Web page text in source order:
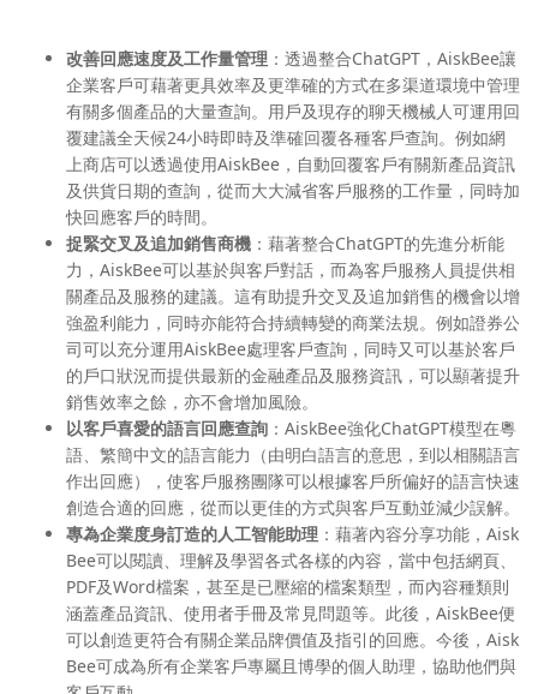
改善回應速度及工作量管理 ：透過整合ChatGPT，AiskBee讓
企業客戶可藉著更具效率及更準確的方式在多渠道環境中管理
有關多個產品的大量查詢。用戶及現存的聊天機械人可運用回
覆建議全天候24小時即時及準確回覆各種客戶查詢。例如網
上商店可以透過使用AiskBee，自動回覆客戶有關新產品資訊
及供貨日期的查詢，從而大大減省客戶服務的工作量，同時加
快回應客戶的時間。
捉緊交叉及追加銷售商機 ：藉著整合ChatGPT的先進分析能
力，AiskBee可以基於與客戶對話，而為客戶服務人員提供相
關產品及服務的建議。這有助提升交叉及追加銷售的機會以增
強盈利能力，同時亦能符合持續轉變的商業法規。例如證券公
司可以充分運用AiskBee處理客戶查詢，同時又可以基於客戶
的戶口狀況而提供最新的金融產品及服務資訊，可以顯著提升
銷售效率之餘，亦不會增加風險。
以客戶喜愛的語言回應查詢 ：AiskBee強化ChatGPT模型在粵
語、繁簡中文的語言能力（由明白語言的意思，到以相關語言
作出回應），使客戶服務團隊可以根據客戶所偏好的語言快速
創造合適的回應，從而以更佳的方式與客戶互動並減少誤解。
專為企業度身訂造的人工智能助理 ：藉著內容分享功能，Aisk
Bee可以閱讀、理解及學習各式各樣的內容，當中包括網頁、
PDF及Word檔案，甚至是已壓縮的檔案類型，而內容種類則
涵蓋產品資訊、使用者手冊及常見問題等。此後，AiskBee便
可以創造更符合有關企業品牌價值及指引的回應。今後，Aisk
Bee可成為所有企業客戶專屬且博學的個人助理，協助他們與